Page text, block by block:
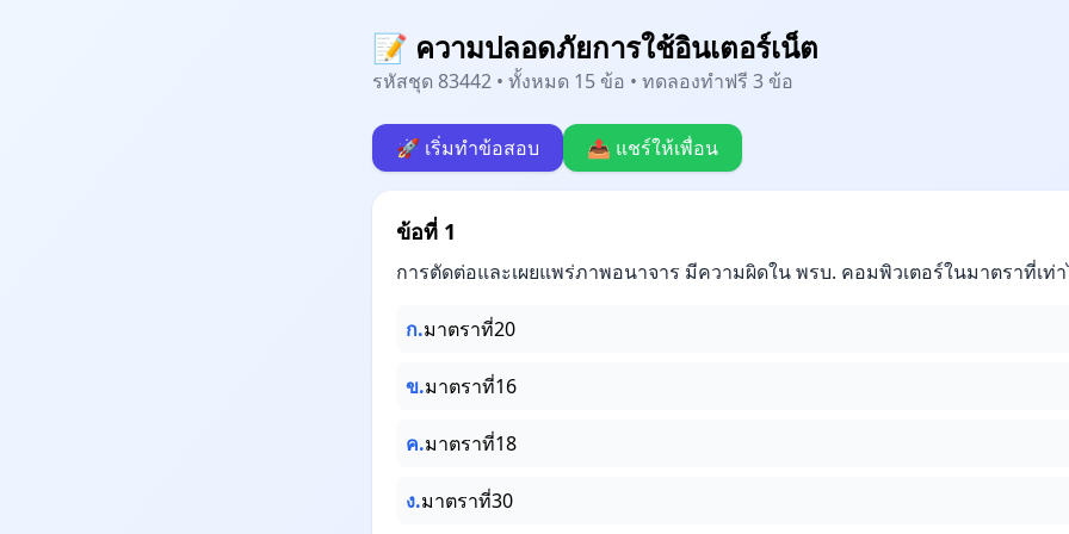
📝 ความปลอดภัยการใช้อินเตอร์เน็ต
รหัสชุด 83442 • ทั้งหมด 15 ข้อ • ทดลองทำฟรี 3 ข้อ
🚀 เริ่มทำข้อสอบ 📤 แชร์ให้เพื่อน
ข้อที่ 1
การตัดต่อและเผยแพร่ภาพอนาจาร มีความผิดใน พรบ. คอมพิวเตอร์ในมาตราที่เท่
ก.มาตราที่20
ข.มาตราที่16
ค.มาตราที่18
ง.มาตราที่30